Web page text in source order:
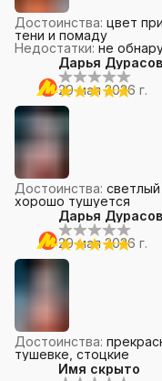
Достоинства: цвет
тени и помаду
Недостатки: не
Дарья
29 мая 2026 г.
Достоинства:
хорошо тушуется
Дарья
29 мая 2026 г.
Достоинства:
тушевке, стоцкие
Имя скрыто